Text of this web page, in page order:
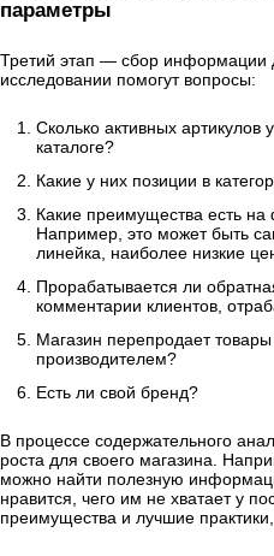
параметры
Третий этап — сбор информации
исследовании помогут вопросы:
Сколько активных артикулов
каталоге?
Какие у них позиции в
Какие преимущества есть
Например, это может быть
линейка, наиболее низкие
Прорабатывается ли
комментарии клиентов,
Магазин перепродает
производителем?
Есть ли свой бренд?
В процессе содержательного
роста для своего магазина.
можно найти полезную
нравится, чего им не хватает у
преимущества и лучшие практики,